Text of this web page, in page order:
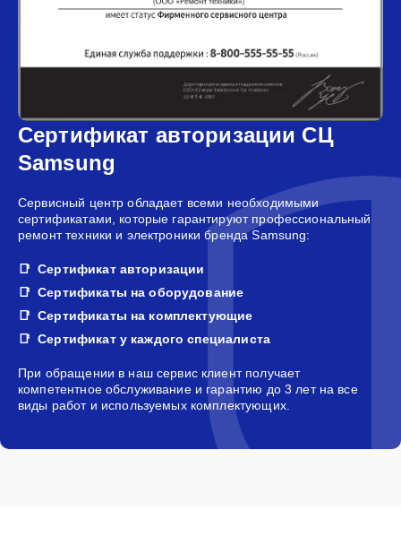
Сертификат авторизации СЦ
Samsung
Сервисный центр обладает всеми необходимыми
сертификатами, которые гарантируют профессиональный
ремонт техники и электроники бренда Samsung:
Сертификат авторизации
Сертификаты на оборудование
Сертификаты на комплектующие
Сертификат у каждого специалиста
При обращении в наш сервис клиент получает
компетентное обслуживание и гарантию до 3 лет на все
виды работ и используемых комплектующих.